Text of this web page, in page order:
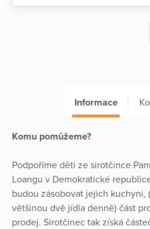
Informace
Komu pomůžeme?
Podpoříme děti ze sirotčince
Loangu v Demokratické
budou zásobovat jejich kuchyni,
většinou dvě jídla denně) část
prodej. Sirotčinec tak získá